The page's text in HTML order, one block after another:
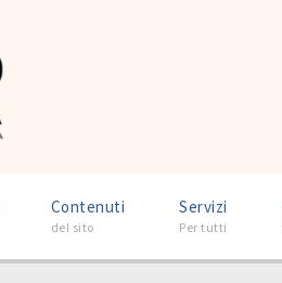
Contenuti
del sito
Servizi
Per tutti